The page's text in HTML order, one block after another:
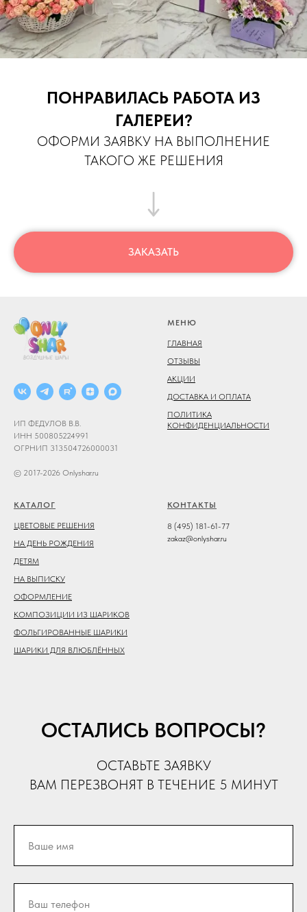
ПОНРАВИЛАСЬ РАБОТА ИЗ
ГАЛЕРЕИ?
ОФОРМИ ЗАЯВКУ НА ВЫПОЛНЕНИЕ
ТАКОГО ЖЕ РЕШЕНИЯ
ЗАКАЗАТЬ
ИП ФЕДУЛОВ В.В.
ИНН 500805224991
ОГРНИП 313504726000031
© 2017-2026 Onlyshar.ru
МЕНЮ
ГЛАВНАЯ
ОТЗЫВЫ
АКЦИИ
ДОСТАВКА И ОПЛАТА
ПОЛИТИКА
КОНФИДЕНЦИАЛЬНОСТИ
КАТАЛОГ
ЦВЕТОВЫЕ РЕШЕНИЯ
НА ДЕНЬ РОЖДЕНИЯ
ДЕТЯМ
НА ВЫПИСКУ
ОФОРМЛЕНИЕ
КОМПОЗИЦИИ ИЗ ШАРИКОВ
ФОЛЬГИРОВАННЫЕ ШАРИКИ
ШАРИКИ ДЛЯ ВЛЮБЛЁННЫХ
КОНТАКТЫ
8 (495) 181-61-77
zakaz@onlyshar.ru
ОСТАЛИСЬ ВОПРОСЫ?
ОСТАВЬТЕ ЗАЯВКУ
ВАМ ПЕРЕЗВОНЯТ В ТЕЧЕНИЕ 5 МИНУТ